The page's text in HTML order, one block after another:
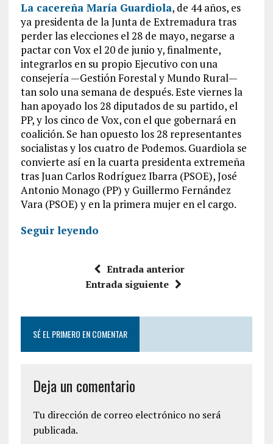
La cacereña María Guardiola, de 44 años, es
ya presidenta de la Junta de Extremadura tras
perder las elecciones el 28 de mayo, negarse a
pactar con Vox el 20 de junio y, finalmente,
integrarlos en su propio Ejecutivo con una
consejería —Gestión Forestal y Mundo Rural—
tan solo una semana de después. Este viernes la
han apoyado los 28 diputados de su partido, el
PP, y los cinco de Vox, con el que gobernará en
coalición. Se han opuesto los 28 representantes
socialistas y los cuatro de Podemos. Guardiola se
convierte así en la cuarta presidenta extremeña
tras Juan Carlos Rodríguez Ibarra (PSOE), José
Antonio Monago (PP) y Guillermo Fernández
Vara (PSOE) y en la primera mujer en el cargo.
Seguir leyendo
Entrada anterior
Entrada siguiente
SÉ EL PRIMERO EN COMENTAR
Deja un comentario
Tu dirección de correo electrónico no será
publicada.